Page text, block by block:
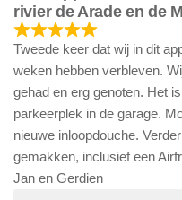
rivier de Arade en de
Tweede keer dat wij in dit
weken hebben verbleven.
gehad en erg genoten. Het
parkeerplek in de garage.
nieuwe inloopdouche.
gemakken, inclusief een
Jan en Gerdien